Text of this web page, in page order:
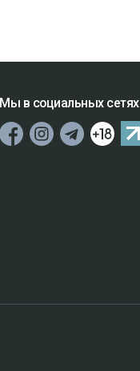
Мы в социальных сетях